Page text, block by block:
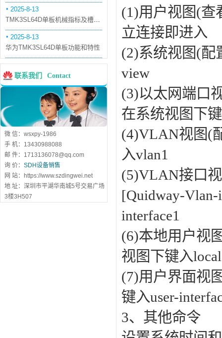
2025-8-13
TMK3SL64D单板机械指标及槽位介绍
2025-8-13
华为TMK3SL64D单板功能和特性
联系我们 Contact
微 信：wsxpy-1986
手 机：13430988088
邮 件：1713136078@qq.com
询 价： SDH设备销售
网 站：https://www.szdingwei.net
地 址：深圳市平湖华南城5号交易广场
3楼3H507
(1)用户视图(查
立连接即进入
(2)系统视图(配
view
(3)以太网端口
在系统视图下
(4)VLAN视图(
入vlan1
(5)VLAN接口
[Quidway-
interface1
(6)本地用户视
视图下键入
(7)用户界面视
键入user-
3、其他命令